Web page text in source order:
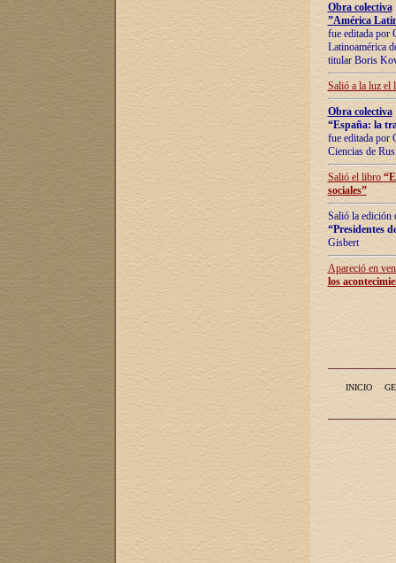
Obra colectiva
”América
fue editada por
Latinoamérica
titular Boris
Salió a la luz el
Obra colectiva
“España: la
fue editada por
Ciencias de
Salió el libro “
sociales”
Salió la edición
“Presidentes
Gisbert
Apareció en
los
INICIO